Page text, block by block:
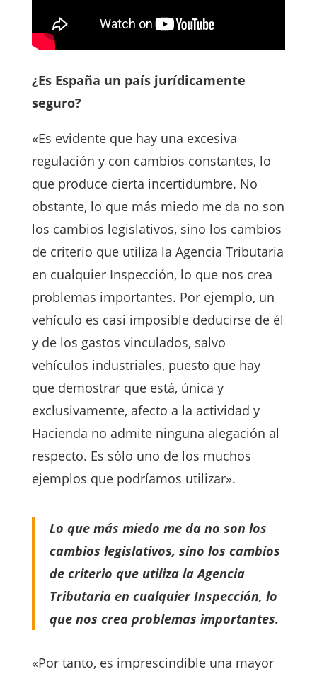
¿Es España un país jurídicamente
seguro?
«Es evidente que hay una excesiva
regulación y con cambios constantes, lo
que produce cierta incertidumbre. No
obstante, lo que más miedo me da no son
los cambios legislativos, sino los cambios
de criterio que utiliza la Agencia Tributaria
en cualquier Inspección, lo que nos crea
problemas importantes. Por ejemplo, un
vehículo es casi imposible deducirse de él
y de los gastos vinculados, salvo
vehículos industriales, puesto que hay
que demostrar que está, única y
exclusivamente, afecto a la actividad y
Hacienda no admite ninguna alegación al
respecto. Es sólo uno de los muchos
ejemplos que podríamos utilizar».
Lo que más miedo me da no son los
cambios legislativos, sino los cambios
de criterio que utiliza la Agencia
Tributaria en cualquier Inspección, lo
que nos crea problemas importantes.
«Por tanto, es imprescindible una mayor